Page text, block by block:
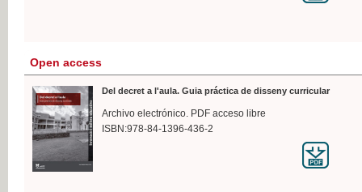
Open access
Del decret a l'aula. Guia práctica de disseny curricular
Archivo electrónico. PDF acceso libre
ISBN:978-84-1396-436-2